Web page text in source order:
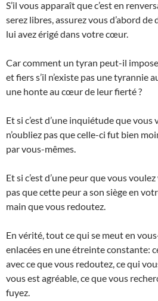
S’il vous apparaît que c’est en
serez libres, assurez vous d’abord
lui avez érigé dans votre cœur.
Car comment un tyran peut-il
et fiers s’il n’existe pas une tyrannie
une honte au cœur de leur fierté ?
Et si c’est d’une inquiétude que
n’oubliez pas que celle-ci fut bien
par vous-mêmes.
Et si c’est d’une peur que vous
pas que cette peur a son siège en
main que vous redoutez.
En vérité, tout ce qui se meut en
enlacées en une étreinte constante:
avec ce que vous redoutez, ce qui
vous est agréable, ce que vous
fuyez.